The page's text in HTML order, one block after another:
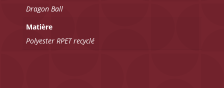
Dragon Ball
Matière
Polyester RPET recyclé